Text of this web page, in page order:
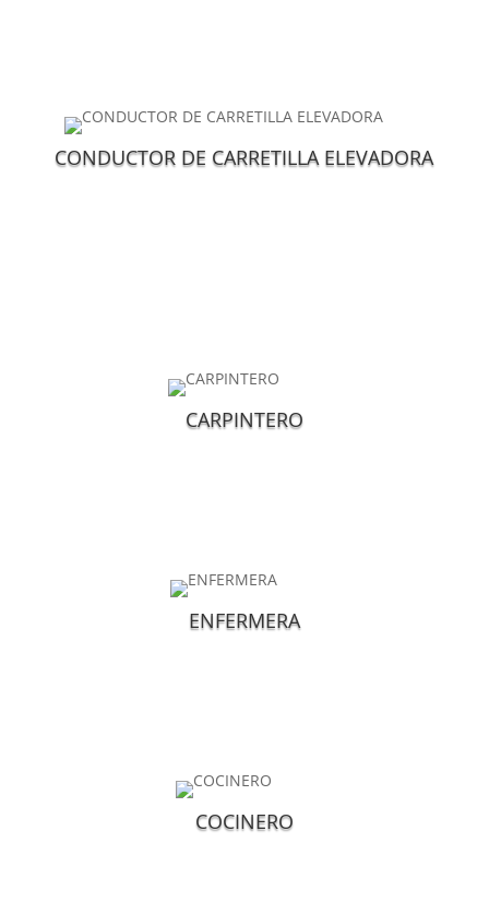
CONDUCTOR DE CARRETILLA ELEVADORA
CARPINTERO
ENFERMERA
COCINERO